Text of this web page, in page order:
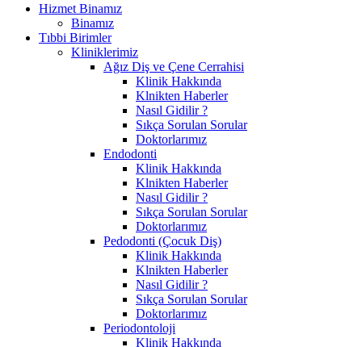
Hizmet Binamız
Binamız
Tıbbi Birimler
Kliniklerimiz
Ağız Diş ve Çene Cerrahisi
Klinik Hakkında
Klnikten Haberler
Nasıl Gidilir ?
Sıkça Sorulan Sorular
Doktorlarımız
Endodonti
Klinik Hakkında
Klnikten Haberler
Nasıl Gidilir ?
Sıkça Sorulan Sorular
Doktorlarımız
Pedodonti (Çocuk Diş)
Klinik Hakkında
Klnikten Haberler
Nasıl Gidilir ?
Sıkça Sorulan Sorular
Doktorlarımız
Periodontoloji
Klinik Hakkında